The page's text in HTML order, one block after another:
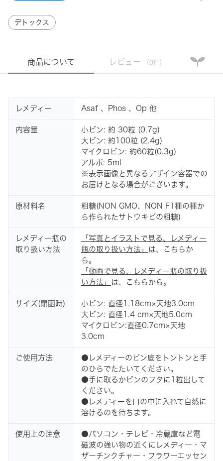
デトックス
商品について レビュー （0件）
レメディー Asaf 、Phos 、Op 他
内容量
小ビン: 約 30粒 (0.7g)
大ビン: 約100粒 (2.4g)
マイクロビン: 約60粒(0.3g)
アルポ: 5ml
※表示画像と異なるデザイン容器での
お届けとなる場合がございます。
原材料名
粗糖(NON GMO、NON F1種の種か
ら作られたサトウキビの粗糖)
レメディー瓶の
取り扱い方法
「写真とイラストで見る、レメディー
瓶の取り扱い方法」
は、こちらか
ら。
「動画で見る、レメディー瓶の取り扱
い方法」
は、こちらから。
サイズ(閉函時)
小ビン: 直径1.18cm×天地3.0cm
大ビン: 直径1.4 cm×天地5.0cm
マイクロビン:直径0.7cm×天地
3.0cm
ご使用方法
●レメディーのビン底をトントンと手
のひらでたたいてください。
●手に取るかビンのフタに1粒出して
ください。
●レメディーを口の中に入れて自然に
溶けるのを待ちます。
使用上の注意
●パソコン・テレビ・冷蔵庫など電
磁波の強い物の近くにレメディー・マ
ザーチンクチャー・フラワーエッセン